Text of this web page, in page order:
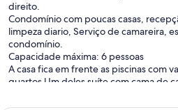
direito.
Condomínio com poucas casas,
limpeza diario, Serviço de camareira,
condomínio.
Capacidade máxima: 6 pessoas
A casa fica em frente as piscinas com
quartos.Um deles suíte com cama de
Roupas de cama podem ser